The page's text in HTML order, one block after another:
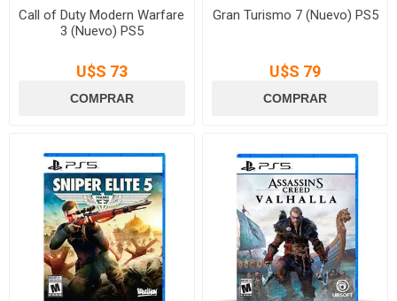
Call of Duty Modern Warfare
3 (Nuevo) PS5
U$S 73
Gran Turismo 7 (Nuevo) PS5
U$S 79